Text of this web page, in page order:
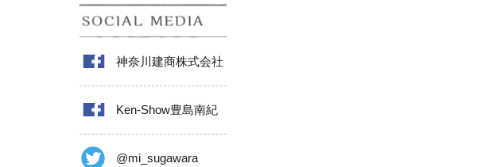
神奈川建商株式会社
Ken-Show豊島南紀
@mi_sugawara